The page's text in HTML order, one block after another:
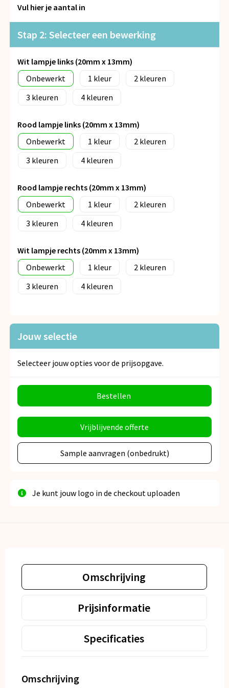
Snoepgoed
Spellen voor binnen en buiten
Veiligheid, Auto en Fiets
Vrije tijd en Strand
Vul hier je aantal in
Stap 2: Selecteer een bewerking
Wit lampje links (20mm x 13mm)
Onbewerkt
1
2
3
4
Rood lampje links (20mm x 13mm)
Onbewerkt
1
2
3
4
Rood lampje rechts (20mm x 13mm)
Onbewerkt
1
2
3
4
Wit lampje rechts (20mm x 13mm)
Onbewerkt
1
2
3
4
Jouw selectie
Selecteer jouw opties voor de prijsopgave.
Bestellen
Vrijblijvende offerte
Sample aanvragen (onbedrukt)
Je kunt jouw logo in de checkout uploaden
Omschrijving
Prijsinformatie
Specificaties
Omschrijving